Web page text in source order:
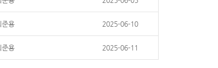
준용 2025-06-10
준용 2025-06-11